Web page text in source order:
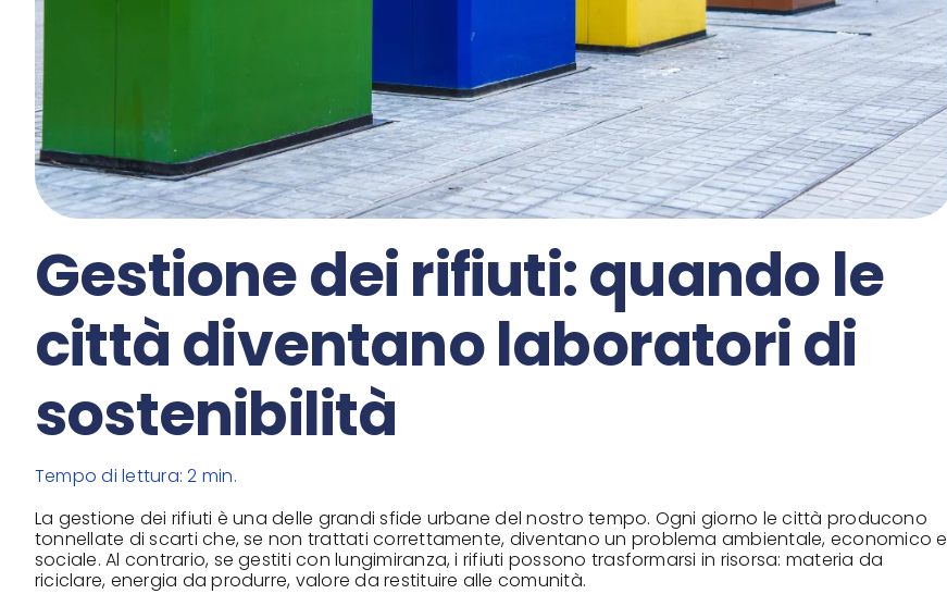
Gestione dei rifiuti: quando le
città diventano laboratori di
sostenibilità
Tempo di lettura: 2 min.
La gestione dei rifiuti è una delle grandi sfide urbane del nostro tempo. Ogni giorno le città producono
tonnellate di scarti che, se non trattati correttamente, diventano un problema ambientale, economico e
sociale. Al contrario, se gestiti con lungimiranza, i rifiuti possono trasformarsi in risorsa: materia da
riciclare, energia da produrre, valore da restituire alle comunità.